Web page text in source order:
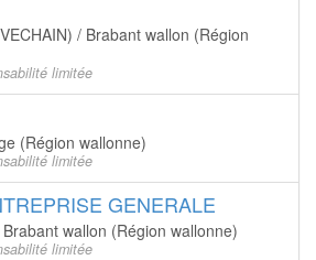
/ Brabant wallon (Région
limitée
(Région wallonne)
limitée
GENERALE
wallon (Région wallonne)
limitée